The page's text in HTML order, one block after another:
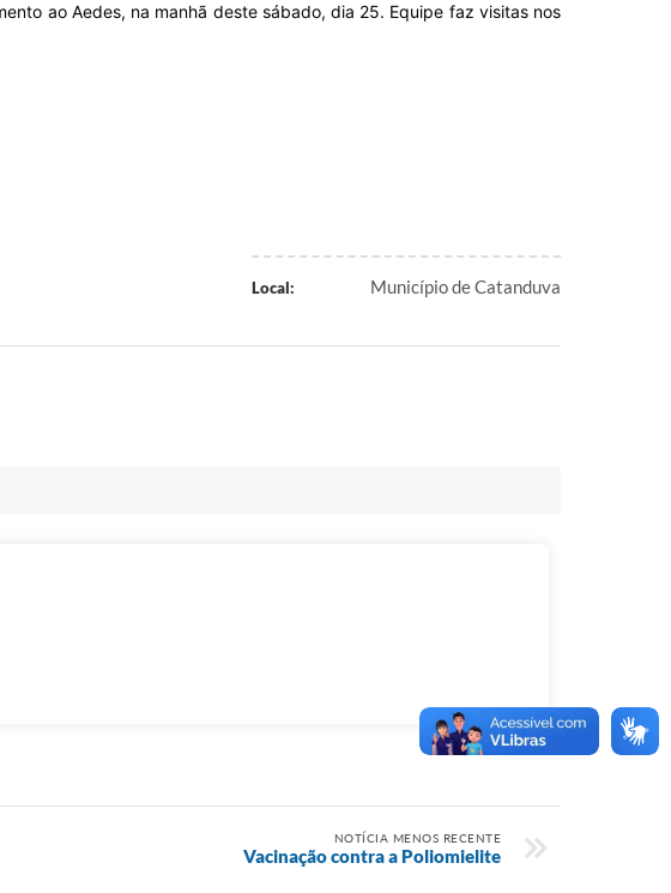
ao Aedes, na manhã deste sábado, dia 25. Equipe faz visitas nos
Local: Município de Catanduva
NOTÍCIA MENOS RECENTE
Vacinação contra a Poliomielite